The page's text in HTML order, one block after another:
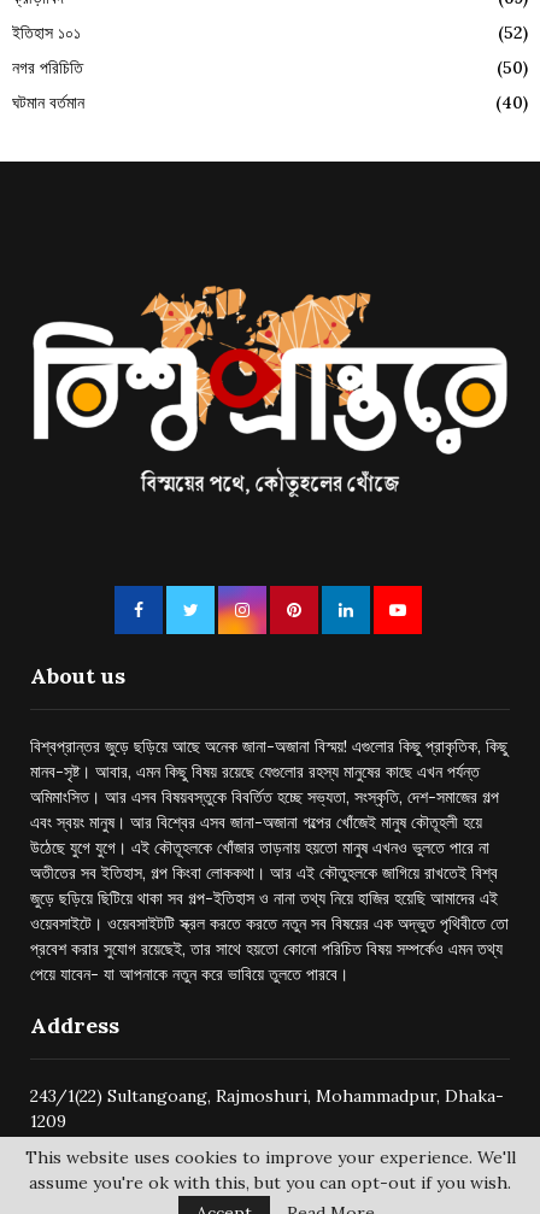
ইতিহাস ১০১
(52)
নগর পরিচিতি
(50)
ঘটমান বর্তমান
(40)
About us
বিশ্বপ্রান্তর জুড়ে ছড়িয়ে আছে অনেক জানা-অজানা বিস্ময়! এগুলোর কিছু প্রাকৃতিক, কিছু
মানব-সৃষ্ট। আবার, এমন কিছু বিষয় রয়েছে যেগুলোর রহস্য মানুষের কাছে এখন পর্যন্ত
অমিমাংসিত। আর এসব বিষয়বস্তুকে বিবর্তিত হচ্ছে সভ্যতা, সংস্কৃতি, দেশ-সমাজের গল্প
এবং স্বয়ং মানুষ। আর বিশ্বের এসব জানা-অজানা গল্পের খোঁজেই মানুষ কৌতূহলী হয়ে
উঠেছে যুগে যুগে। এই কৌতূহলকে খোঁজার তাড়নায় হয়তো মানুষ এখনও ভুলতে পারে না
অতীতের সব ইতিহাস, গল্প কিংবা লোককথা। আর এই কৌতুহলকে জাগিয়ে রাখতেই বিশ্ব
জুড়ে ছড়িয়ে ছিটিয়ে থাকা সব গল্প-ইতিহাস ও নানা তথ্য নিয়ে হাজির হয়েছি আমাদের এই
ওয়েবসাইটে। ওয়েবসাইটটি স্ক্রল করতে করতে নতুন সব বিষয়ের এক অদ্ভুত পৃথিবীতে তো
প্রবেশ করার সুযোগ রয়েছেই, তার সাথে হয়তো কোনো পরিচিত বিষয় সম্পর্কেও এমন তথ্য
পেয়ে যাবেন- যা আপনাকে নতুন করে ভাবিয়ে তুলতে পারবে।
Address
243/1(22) Sultangoang, Rajmoshuri, Mohammadpur, Dhaka-
1209
This website uses cookies to improve your experience. We'll
assume you're ok with this, but you can opt-out if you wish.